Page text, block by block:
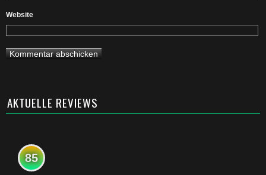
Website
AKTUELLE REVIEWS
85